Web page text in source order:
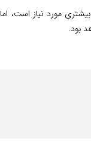
مورد نیاز است، اما
بود.